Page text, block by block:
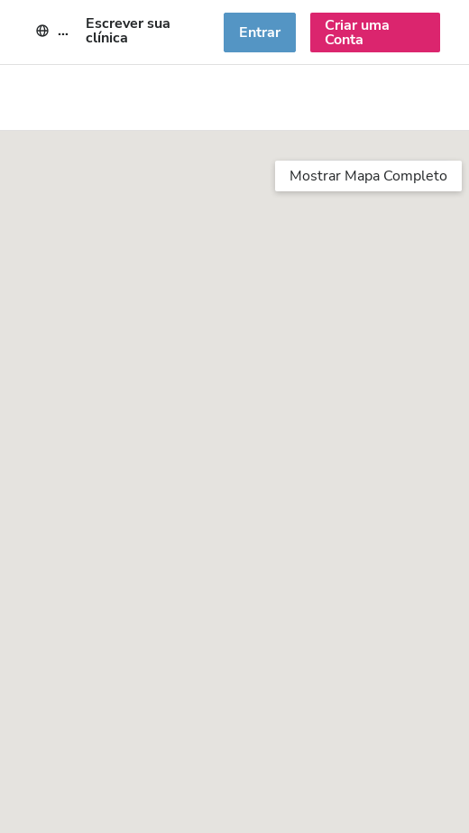
PT Escrever sua
clínica Entrar Criar uma
Conta
Mostrar Mapa Completo